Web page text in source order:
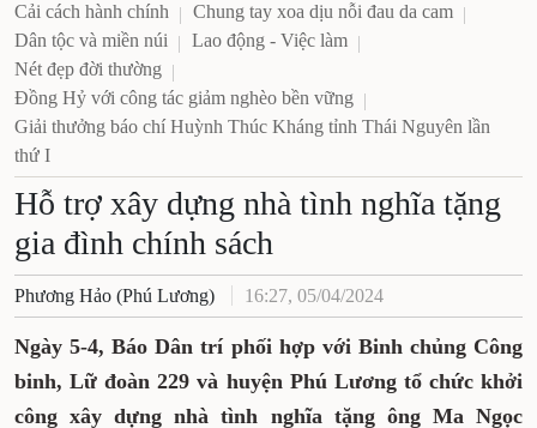
Cải cách hành chính
Chung tay xoa dịu nỗi đau da cam
Dân tộc và miền núi
Lao động - Việc làm
Nét đẹp đời thường
Đồng Hỷ với công tác giảm nghèo bền vững
Giải thưởng báo chí Huỳnh Thúc Kháng tỉnh Thái Nguyên lần
thứ I
Hỗ trợ xây dựng nhà tình nghĩa tặng
gia đình chính sách
Phương Hảo (Phú Lương) 16:27, 05/04/2024
Ngày 5-4, Báo Dân trí phối hợp với Binh chủng Công
binh, Lữ đoàn 229 và huyện Phú Lương tổ chức khởi
công xây dựng nhà tình nghĩa tặng ông Ma Ngọc